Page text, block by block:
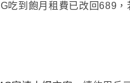
吃到飽月租費已改回689 ，